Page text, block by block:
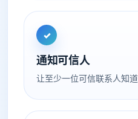
✓
通知可信人
让至少一位可信联系人知